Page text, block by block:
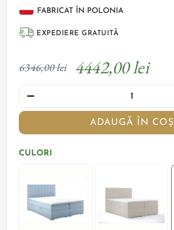
FABRICAT ÎN POLONIA
EXPEDIERE GRATUITĂ
6346,00 lei 4442,00 lei
ADAUGĂ ÎN COȘ
CULORI